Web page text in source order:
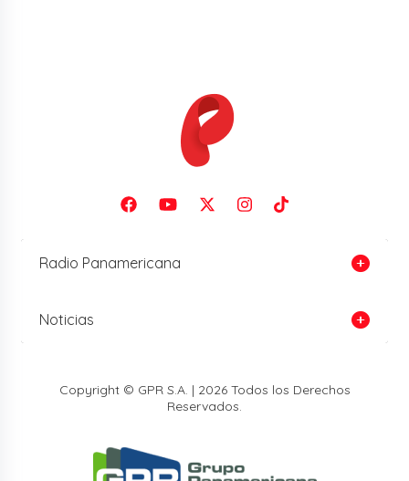
Radio Panamericana
Noticias
Copyright © GPR S.A. | 2026 Todos los Derechos
Reservados.